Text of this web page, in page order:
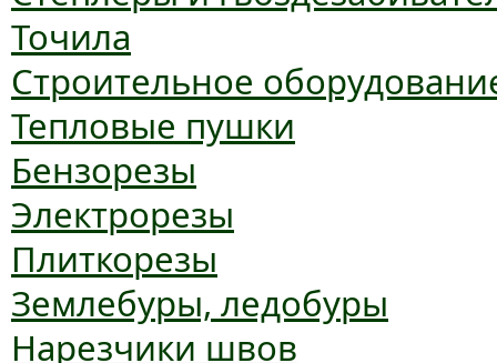
Точила
Строительное
Тепловые пушки
Бензорезы
Электрорезы
Плиткорезы
Землебуры, ледобуры
Нарезчики швов